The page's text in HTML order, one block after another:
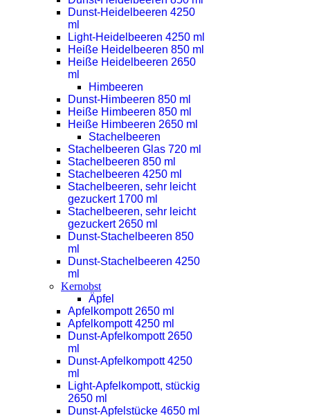
Dunst-Heidelbeeren 4250
ml
Light-Heidelbeeren 4250 ml
Heiße Heidelbeeren 850 ml
Heiße Heidelbeeren 2650
ml
Himbeeren
Dunst-Himbeeren 850 ml
Heiße Himbeeren 850 ml
Heiße Himbeeren 2650 ml
Stachelbeeren
Stachelbeeren Glas 720 ml
Stachelbeeren 850 ml
Stachelbeeren 4250 ml
Stachelbeeren, sehr leicht
gezuckert 1700 ml
Stachelbeeren, sehr leicht
gezuckert 2650 ml
Dunst-Stachelbeeren 850
ml
Dunst-Stachelbeeren 4250
ml
Kernobst
Äpfel
Apfelkompott 2650 ml
Apfelkompott 4250 ml
Dunst-Apfelkompott 2650
ml
Dunst-Apfelkompott 4250
ml
Light-Apfelkompott, stückig
2650 ml
Dunst-Apfelstücke 4650 ml